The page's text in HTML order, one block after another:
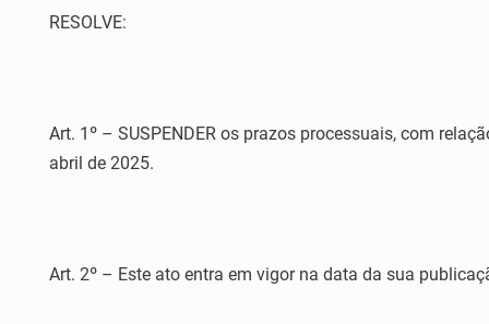
RESOLVE:
Art. 1º – SUSPENDER os prazos processuais, com
abril de 2025.
Art. 2º – Este ato entra em vigor na data da sua